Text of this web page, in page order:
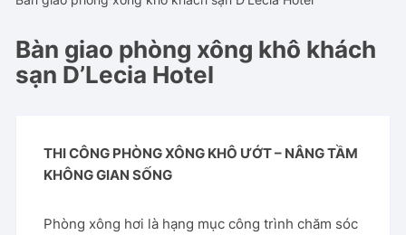
Bàn giao phòng xông khô khách
sạn D’Lecia Hotel
THI CÔNG PHÒNG XÔNG KHÔ ƯỚT – NÂNG TẦM
KHÔNG GIAN SỐNG
Phòng xông hơi là hạng mục công trình chăm sóc